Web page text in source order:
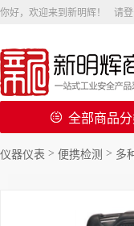
你好，欢迎来到新明辉！ 请
全部商品分
仪器仪表 > 便携检测 > 多